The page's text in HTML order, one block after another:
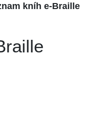
kníh e-Braille